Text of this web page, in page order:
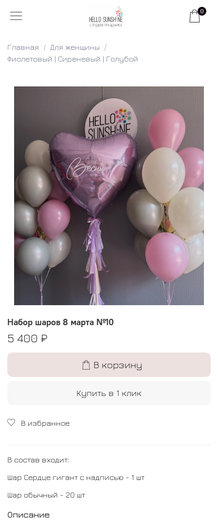
0
Главная
Для женщины
Фиолетовый | Сиреневый | Голубой
Набор шаров 8 марта №10
5 400 ₽
В корзину
Купить в 1 клик
В избранное
В состав входит:
Шар Сердце гигант с надписью - 1 шт
Шар обычный - 20 шт
Описание